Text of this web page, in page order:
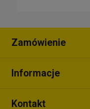
Zamówienie
Informacje
Kontakt